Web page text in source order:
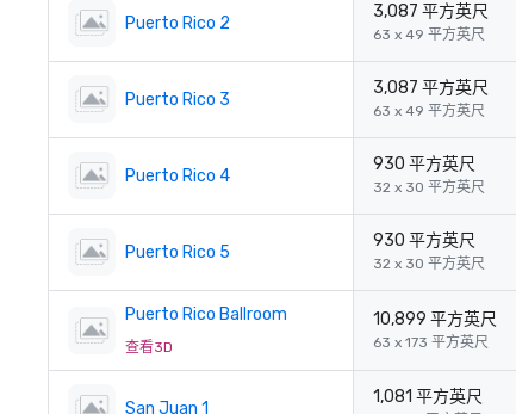
Puerto Rico 2
3,087 平方英尺
63 x 49 平方英尺
Puerto Rico 3
3,087 平方英尺
63 x 49 平方英尺
Puerto Rico 4
930 平方英尺
32 x 30 平方英尺
Puerto Rico 5
930 平方英尺
32 x 30 平方英尺
Puerto Rico Ballroom
查看3D
10,899 平方英尺
63 x 173 平方英尺
San Juan 1
1,081 平方英尺